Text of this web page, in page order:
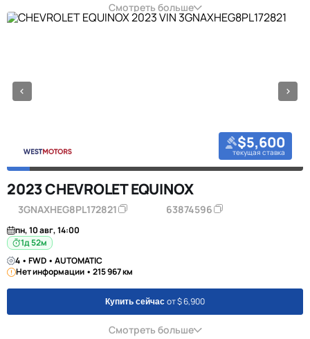
Смотреть больше
$5,600
текущая ставка
2023 CHEVROLET EQUINOX
3GNAXHEG8PL172821 63874596
пн, 10 авг, 14:00
1д 52м
4 • FWD • AUTOMATIC
Нет информации • 215 967 км
Купить сейчас от $ 6,900
Смотреть больше